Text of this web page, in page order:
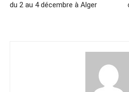
du 2 au 4 décembre à Alger